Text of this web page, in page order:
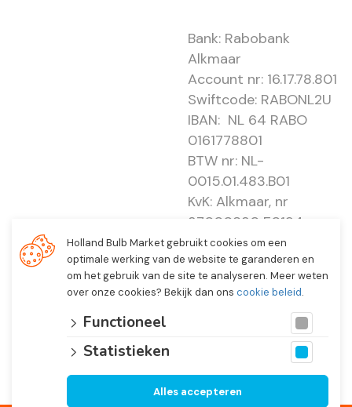
Bank: Rabobank
Alkmaar
Account nr: 16.17.78.801
Swiftcode: RABONL2U
IBAN: NL 64 RABO
0161778801
BTW nr: NL-
0015.01.483.B01
KvK: Alkmaar, nr
37000830 E0194 -
EBO 505
Holland Bulb Market gebruikt cookies om een
optimale werking van de website te garanderen en
om het gebruik van de site te analyseren. Meer weten
over onze cookies? Bekijk dan ons cookie beleid.
Functioneel
Statistieken
Alles accepteren